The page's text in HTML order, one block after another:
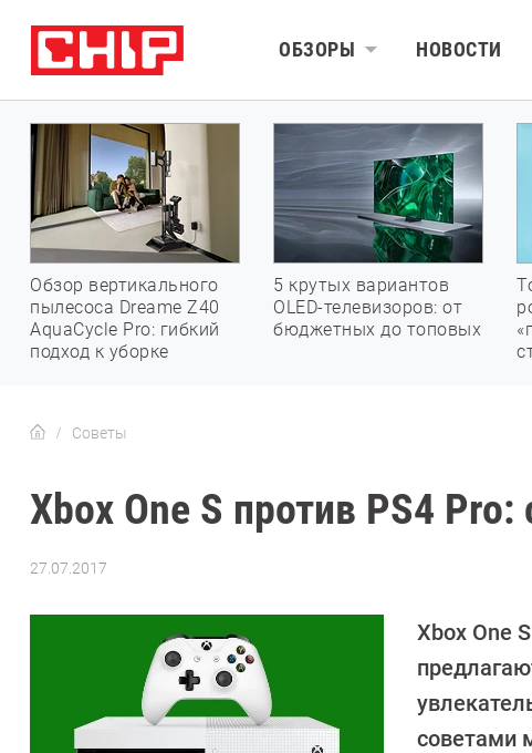
ОБЗОРЫ НОВОСТИ
Обзор вертикального
пылесоса Dreame Z40
AquaCycle Pro: гибкий
подход к уборке
5 крутых вариантов
OLED-телевизоров: от
бюджетных до топовых
Советы
Xbox One S против PS4
27.07.2017
Xbox One
советами